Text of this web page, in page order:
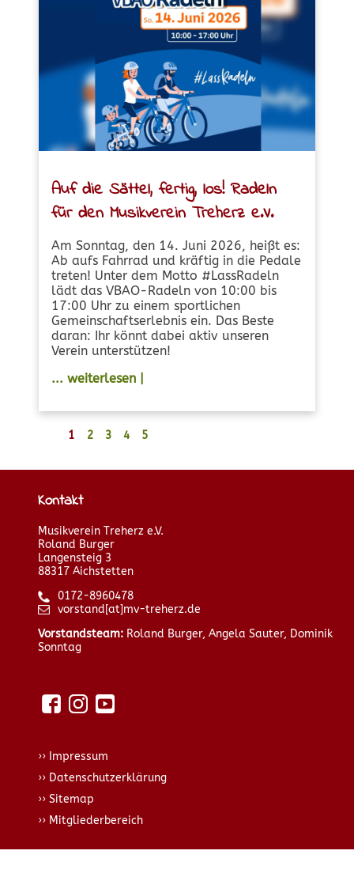
Auf die Sättel, fertig, los! Radeln
für den Musikverein Treherz e.V.
Am Sonntag, den 14. Juni 2026, heißt es:
Ab aufs Fahrrad und kräftig in die Pedale
treten! Unter dem Motto #LassRadeln
lädt das VBAO-Radeln von 10:00 bis
17:00 Uhr zu einem sportlichen
Gemeinschaftserlebnis ein. Das Beste
daran: Ihr könnt dabei aktiv unseren
Verein unterstützen!
... weiterlesen |
1 2 3 4 5
Kontakt
Musikverein Treherz e.V.
Roland Burger
Langensteig 3
88317 Aichstetten
0172-8960478
vorstand[at]mv-treherz.de
Vorstandsteam: Roland Burger, Angela Sauter, Dominik
Sonntag
Impressum
Datenschutzerklärung
Sitemap
Mitgliederbereich